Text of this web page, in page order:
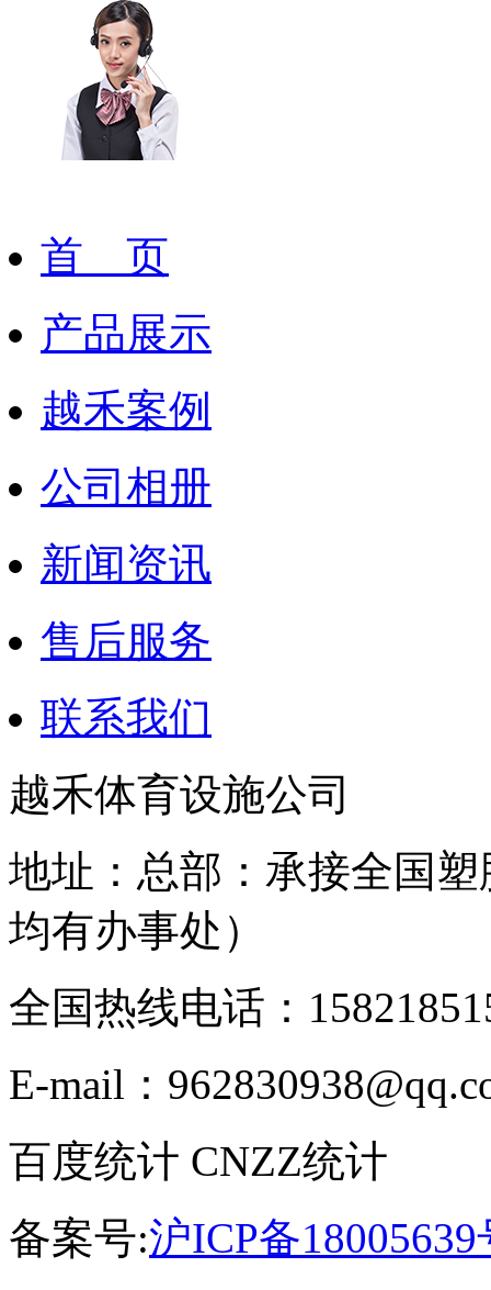
首 页
产品展示
越禾案例
公司相册
新闻资讯
售后服务
联系我们
越禾体育设施公司
地址：总部：承接全国
均有办事处）
全国热线电话：
E-mail：
百度统计 CNZZ统计
备案号:沪ICP备18005639